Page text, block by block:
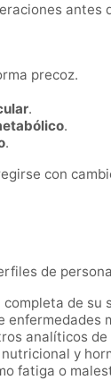
antes
precoz.
.
.
.
con
de
de su
analíticos
y
fatiga o